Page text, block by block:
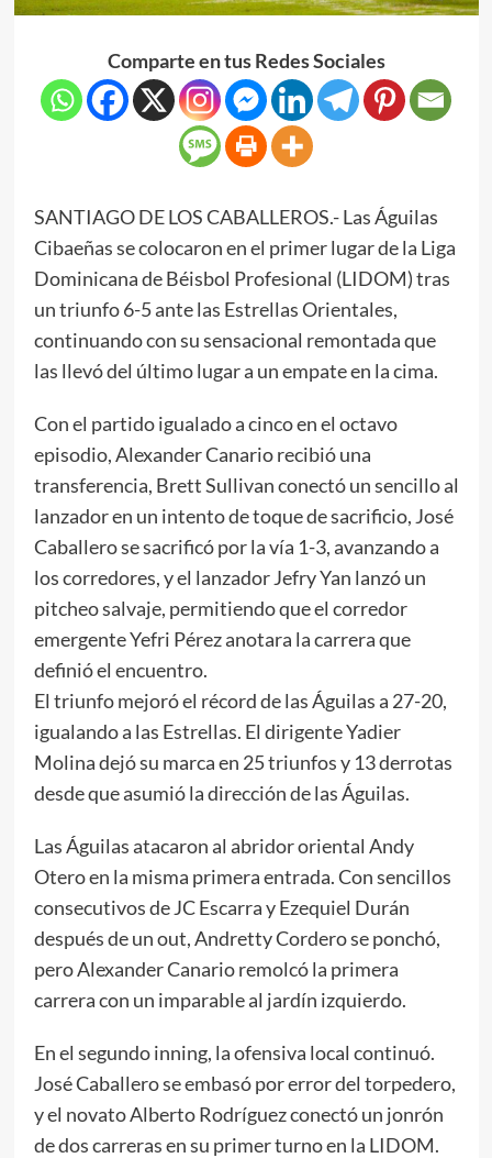
Comparte en tus Redes Sociales
SANTIAGO DE LOS CABALLEROS.- Las Águilas
Cibaeñas se colocaron en el primer lugar de la Liga
Dominicana de Béisbol Profesional (LIDOM) tras
un triunfo 6-5 ante las Estrellas Orientales,
continuando con su sensacional remontada que
las llevó del último lugar a un empate en la cima.
Con el partido igualado a cinco en el octavo
episodio, Alexander Canario recibió una
transferencia, Brett Sullivan conectó un sencillo al
lanzador en un intento de toque de sacrificio, José
Caballero se sacrificó por la vía 1-3, avanzando a
los corredores, y el lanzador Jefry Yan lanzó un
pitcheo salvaje, permitiendo que el corredor
emergente Yefri Pérez anotara la carrera que
definió el encuentro.
El triunfo mejoró el récord de las Águilas a 27-20,
igualando a las Estrellas. El dirigente Yadier
Molina dejó su marca en 25 triunfos y 13 derrotas
desde que asumió la dirección de las Águilas.
Las Águilas atacaron al abridor oriental Andy
Otero en la misma primera entrada. Con sencillos
consecutivos de JC Escarra y Ezequiel Durán
después de un out, Andretty Cordero se ponchó,
pero Alexander Canario remolcó la primera
carrera con un imparable al jardín izquierdo.
En el segundo inning, la ofensiva local continuó.
José Caballero se embasó por error del torpedero,
y el novato Alberto Rodríguez conectó un jonrón
de dos carreras en su primer turno en la LIDOM.